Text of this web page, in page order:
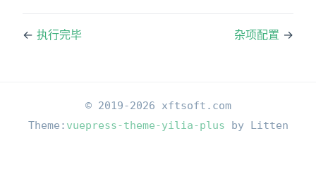
← 执行完毕 杂项配置 →
© 2019-2026 xftsoft.com
Theme: vuepress-theme-yilia-plus by Litten